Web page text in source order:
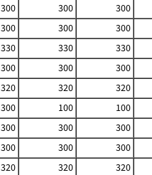
300 300
300
300 300
300
330 330
330
300 300
300
320 320
320
300 100
100
300 300
300
300 300
300
320 320
320